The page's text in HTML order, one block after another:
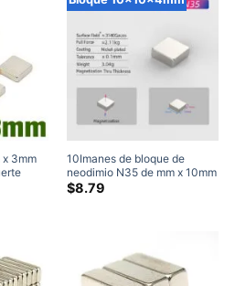
x 3mm
10Imanes de bloque de
neodimio N35 de mm x 10mm
x 4mm, imanes rectangulares
$8.79